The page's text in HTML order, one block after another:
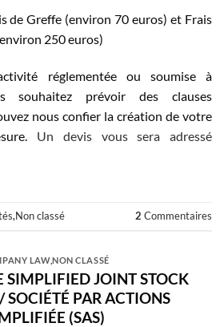
de Greffe (environ 70 euros) et Frais
250 euros)
réglementée ou soumise à
souhaitez prévoir des clauses
nous confier la création de votre
Un devis vous sera adressé
,Non classé 2 Commentaires
LAW,NON CLASSÉ
SIMPLIFIED JOINT STOCK
PAR ACTIONS
(SAS)